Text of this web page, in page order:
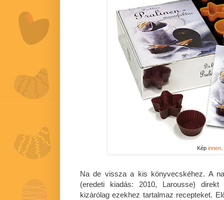
Képinnen.
Na de vissza a kis könyvecskéhez. A
(eredeti kiadás: 2010, Larousse)
kizárólag ezekhez tartalmaz recepteket.